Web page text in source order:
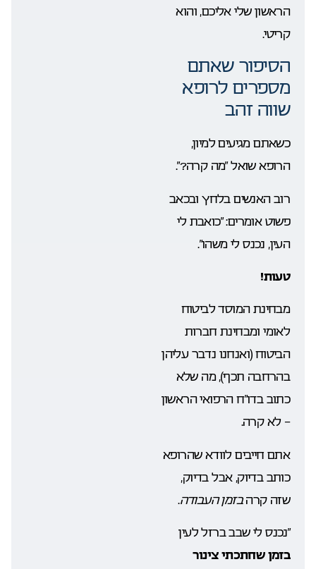
הראשון שלי אליכם, והוא
קריטי.
הסיפור שאתם
מספרים לרופא
שווה זהב
כשאתם מגיעים למיון,
הרופא שואל “מה קרה?”.
רוב האנשים בלחץ ובכאב
פשוט אומרים: “כואבת לי
העין, נכנס לי משהו”.
טעות!
מבחינת המוסד לביטוח
לאומי ומבחינת חברות
הביטוח (ואנחנו נדבר עליהן
בהרחבה תכף), מה שלא
כתוב בדו”ח הרפואי הראשון
– לא קרה.
אתם חייבים לוודא שהרופא
כותב בדיוק, אבל בדיוק,
שזה קרהבזמן העבודה.
“נכנס לי שבב ברזל לעין
בזמן שחתכתי צינור